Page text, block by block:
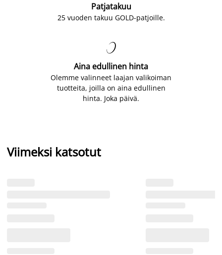
Patjatakuu
25 vuoden takuu GOLD-patjoille.

Aina edullinen hinta
Olemme valinneet laajan valikoiman
tuotteita, joilla on aina edullinen
hinta. Joka päivä.
Viimeksi katsotut